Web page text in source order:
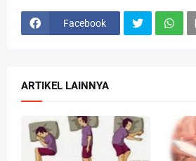
Facebook
ARTIKEL LAINNYA